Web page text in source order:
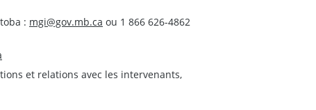
: mgi@gov.mb.ca ou 1 866 626-4862
et relations avec les intervenants,